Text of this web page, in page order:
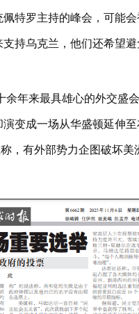
特罗主持的峰会，可能
持乌克兰，他们还希望
余年来最具雄心的外交盛
变成一场从华盛顿延伸
，有外部势力企图破坏美